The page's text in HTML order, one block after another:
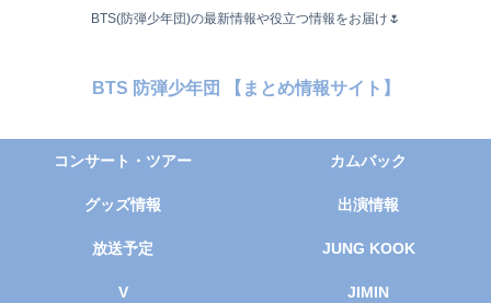
BTS(防弾少年団)の最新情報や役立つ情報をお届け🌷
BTS 防弾少年団 【まとめ情報サイト】
コンサート・ツアー カムバック
グッズ情報 出演情報
放送予定 JUNG KOOK
V JIMIN